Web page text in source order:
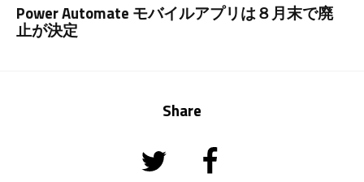
Power Automate モバイルアプリは８月末で廃
止が決定
Share